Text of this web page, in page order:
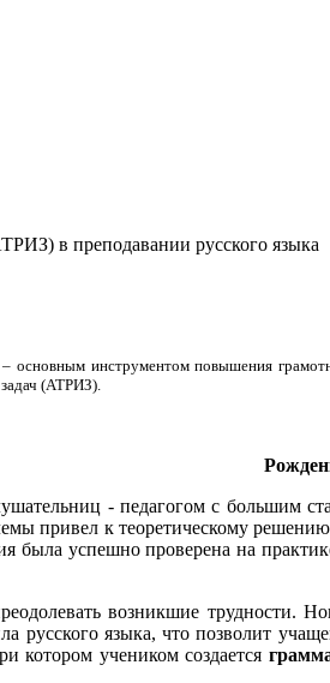
в преподавании русского языка
– основным инструментом повышения
(АТРИЗ).
- педагогом с большим
привел к теоретическому
была успешно проверена на
возникшие трудности.
русского языка, что позволит
котором учеником создается